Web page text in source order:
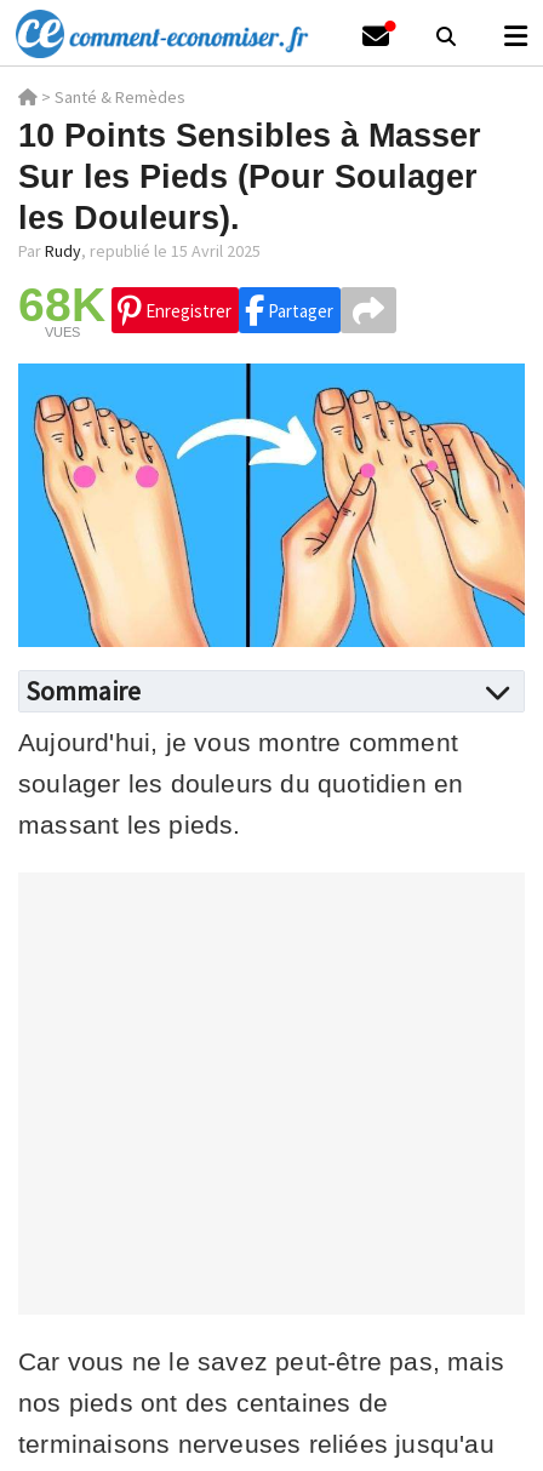
> Santé & Remèdes
10 Points Sensibles à Masser
Sur les Pieds (Pour Soulager
les Douleurs).
ParRudy, republié le 15 Avril 2025
68K
VUES
Enregistrer Partager
Sommaire
Aujourd'hui, je vous montre comment
soulager les douleurs du quotidien en
massant les pieds.
Car vous ne le savez peut-être pas, mais
nos pieds ont des centaines de
terminaisons nerveuses reliées jusqu'au